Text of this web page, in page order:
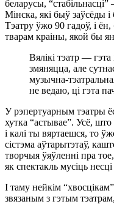
беларусы,
Мінска, які быў заўсёды
Тэатру ўжо 90 гадоў, і
тварам краіны, якой бы
Вялікі тэатр —
змяняцца, але
музычна-
не ведаю, ці гэта
У рэпертуарным тэатры
хутка “астывае”. Усё, што
і калі ты вяртаешся, то
сістэма аўтарытэтаў,
творчыя ўяўленні пра
як спектакль мусіць несці
І таму нейкім
звязаным з гэтым